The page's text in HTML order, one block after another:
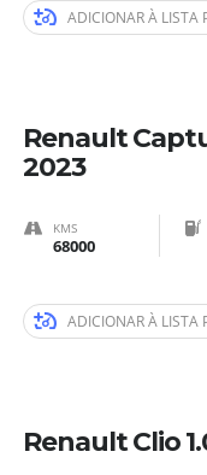
ADICIONAR À LISTA
Renault
2023
KMS
68000
ADICIONAR À LISTA
Renault Clio